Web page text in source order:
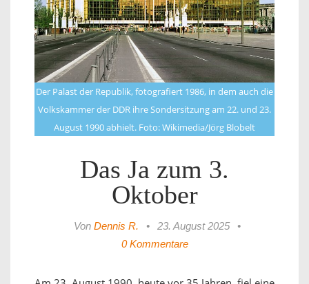
Der Palast der Republik, fotografiert 1986, in dem auch die
Volkskammer der DDR ihre Sondersitzung am 22. und 23.
August 1990 abhielt. Foto: Wikimedia/Jörg Blobelt
Das Ja zum 3.
Oktober
Von Dennis R. • 23. August 2025
•
0 Kommentare